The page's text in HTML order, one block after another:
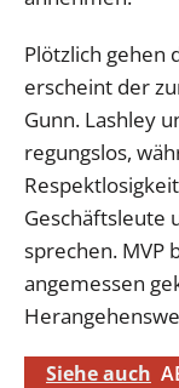
Plötzlich gehen
erscheint der
Gunn. Lashley
regungslos,
Geschäftsleute
sprechen. MVP
angemessen
Siehe auch